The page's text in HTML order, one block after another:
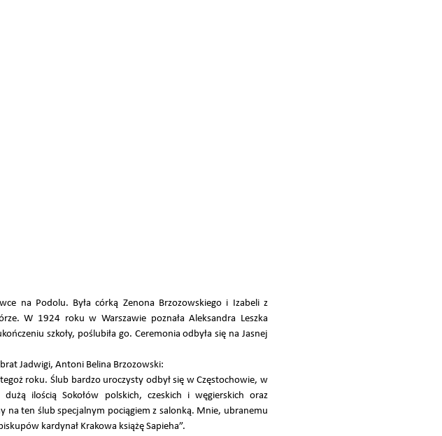
na Podolu. Była córką Zenona Brzozowskiego i Izabeli z
W 1924 roku w Warszawie poznała Aleksandra Leszka
szkoły, poślubiła go. Ceremonia odbyła się na Jasnej
Jadwigi, Antoni Belina Brzozowski:
roku. Ślub bardzo uroczysty odbył się w Częstochowie, w
ilością Sokołów polskich, czeskich i węgierskich oraz
na ten ślub specjalnym pociągiem z salonką. Mnie, ubranemu
kardynał Krakowa książę Sapieha”.